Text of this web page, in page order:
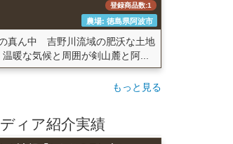
登録商品数:1
農場: 徳島県阿波市
真ん中 吉野川流域の肥沃な土地
暖な気候と周囲が剣山麓と阿...
もっと見る
ィア紹介実績